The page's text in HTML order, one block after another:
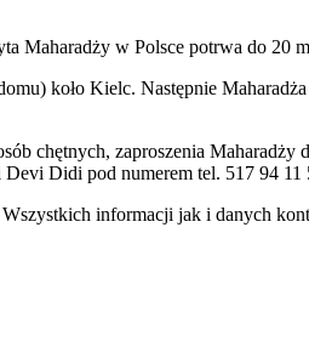
Maharadży w Polsce potrwa do 20
koło Kielc. Następnie
chętnych, zaproszenia Maharadży
Devi Didi pod numerem tel. 517 94 11
informacji jak i danych